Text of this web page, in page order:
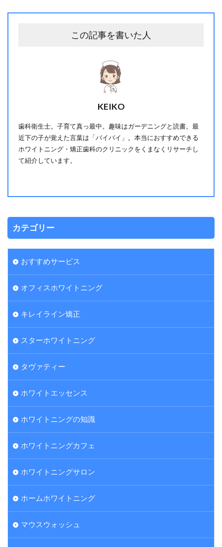
この記事を書いた人
KEIKO
歯科衛生士。子育て真っ最中。趣味はガーデニングと読書。最
近下の子が覚えた言葉は「バイバイ」。本当におすすめできる
ホワイトニング・矯正歯科のクリニックをくまなくリサーチし
て紹介しています。
カテゴリー
おすすめサービス
オフィスホワイトニング
キレイライン矯正
スターホワイトニング
タヴァティー
ホワイトエッセンス
ホワイトニングの知識
ホワイトニングカフェ
ホワイトニングサロン
ホームホワイトニング
マウスウォッシュ